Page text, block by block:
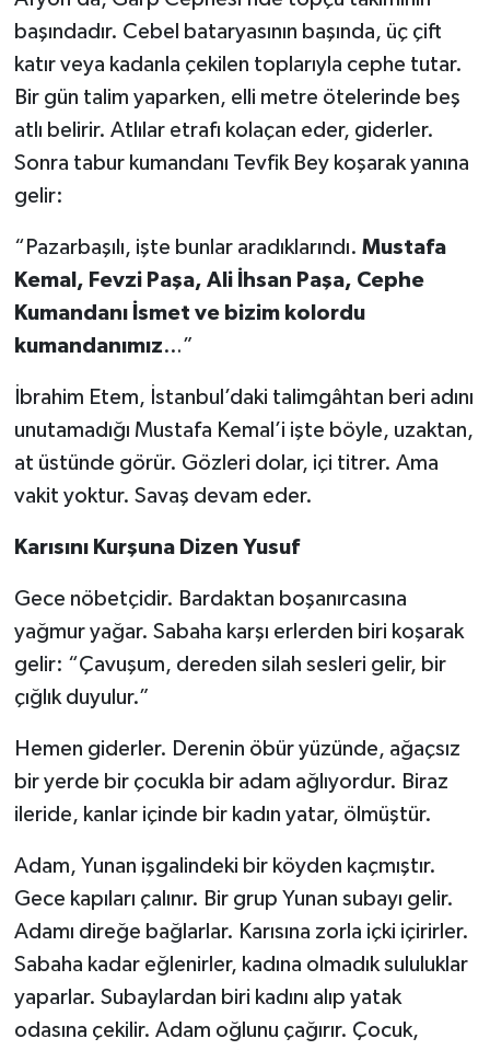
başındadır. Cebel bataryasının başında, üç çift
katır veya kadanla çekilen toplarıyla cephe tutar.
Bir gün talim yaparken, elli metre ötelerinde beş
atlı belirir. Atlılar etrafı kolaçan eder, giderler.
Sonra tabur kumandanı Tevfik Bey koşarak yanına
gelir:
“Pazarbaşılı, işte bunlar aradıklarındı. Mustafa
Kemal, Fevzi Paşa, Ali İhsan Paşa, Cephe
Kumandanı İsmet ve bizim kolordu
kumandanımız…”
İbrahim Etem, İstanbul’daki talimgâhtan beri adını
unutamadığı Mustafa Kemal’i işte böyle, uzaktan,
at üstünde görür. Gözleri dolar, içi titrer. Ama
vakit yoktur. Savaş devam eder.
Karısını Kurşuna Dizen Yusuf
Gece nöbetçidir. Bardaktan boşanırcasına
yağmur yağar. Sabaha karşı erlerden biri koşarak
gelir: “Çavuşum, dereden silah sesleri gelir, bir
çığlık duyulur.”
Hemen giderler. Derenin öbür yüzünde, ağaçsız
bir yerde bir çocukla bir adam ağlıyordur. Biraz
ileride, kanlar içinde bir kadın yatar, ölmüştür.
Adam, Yunan işgalindeki bir köyden kaçmıştır.
Gece kapıları çalınır. Bir grup Yunan subayı gelir.
Adamı direğe bağlarlar. Karısına zorla içki içirirler.
Sabaha kadar eğlenirler, kadına olmadık sululuklar
yaparlar. Subaylardan biri kadını alıp yatak
odasına çekilir. Adam oğlunu çağırır. Çocuk,